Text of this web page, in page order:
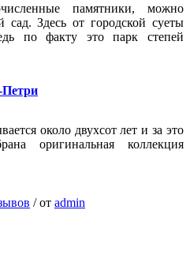
памятники, можно
сад. Здесь от городской суеты
по факту это парк степей
около двухсот лет и за это
оригинальная коллекция
/от admin